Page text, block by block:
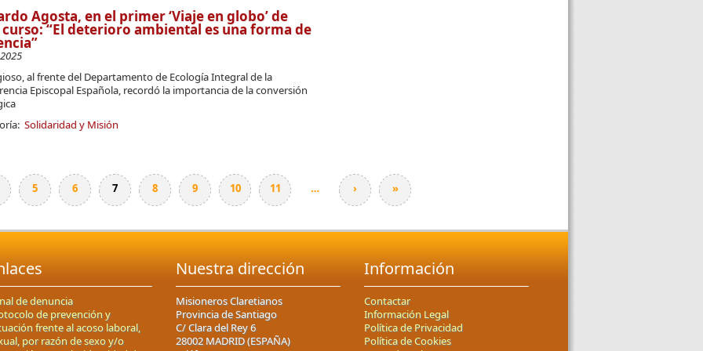
Agosta, en el primer ‘Viaje en globo’ de
curso: “El deterioro ambiental es una forma de
al frente del Departamento de Ecología Integral de la
Episcopal Española, recordó la importancia de la conversión
Solidaridad y Misión
5 6 7 8 9 10 11 … › »
de denuncia
de prevención y
frente al acoso laboral,
por razón de sexo y/o
Nuestra dirección
Misioneros Claretianos
Provincia de Santiago
C/ Clara del Rey 6
28002 MADRID (ESPAÑA)
Información
Contactar
Información Legal
Política de Privacidad
Política de Cookies